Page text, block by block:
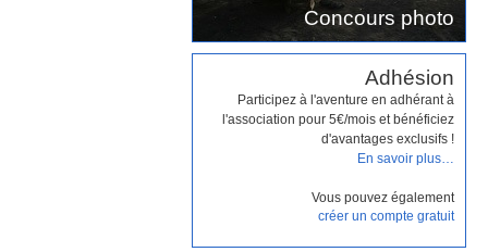
Concours photo
Adhésion
Participez à l'aventure en adhérant à
l'association pour 5€/mois et bénéficiez
d'avantages exclusifs !
En savoir plus…
Vous pouvez également
créer un compte gratuit